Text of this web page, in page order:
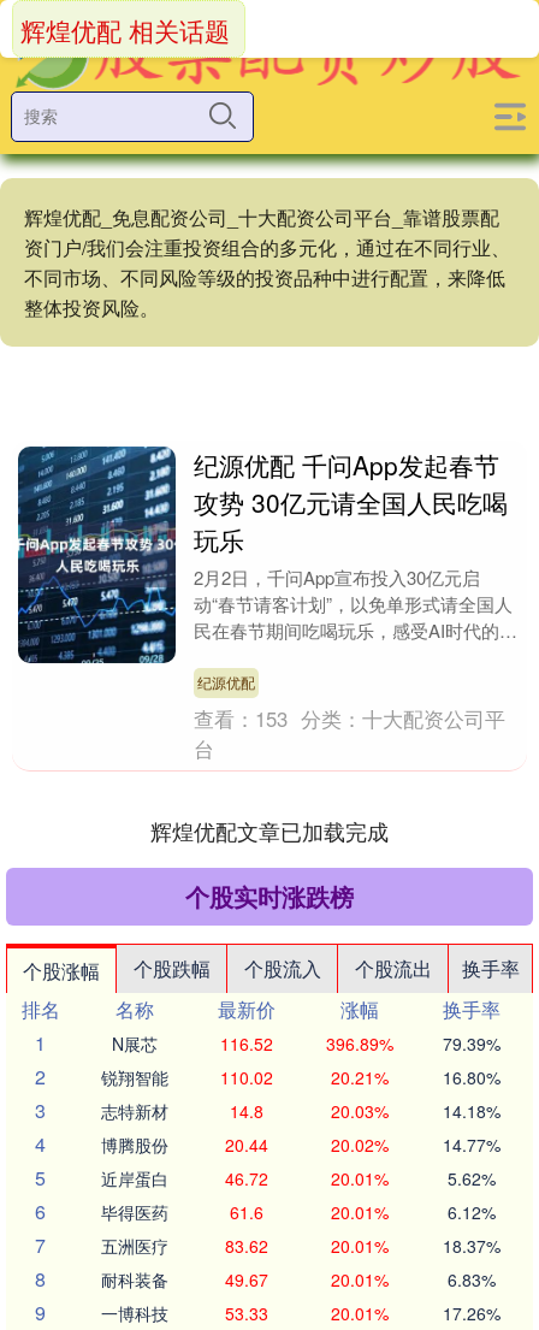
辉煌优配_免息配资公司_十大配资公司平台_靠谱股票配
资门户/我们会注重投资组合的多元化，通过在不同行业、
不同市场、不同风险等级的投资品种中进行配置，来降低
整体投资风险。
辉煌优配 相关话题
纪源优配 千问App发起春节
攻势 30亿元请全国人民吃喝
玩乐
2月2日，千问App宣布投入30亿元启
动“春节请客计划”，以免单形式请全国人
民在春节期间吃喝玩乐，感受AI时代的全
马、天猫超....
纪源优配
查看： 153 分类：十大配资公司平
台
辉煌优配文章已加载完成
个股实时涨跌榜
个股涨幅 个股跌幅 个股流入 个股流出
换手率
排名
名称 最新价 涨幅
换手率
1
N展芯 116.52 396.89% 79.39%
2 锐翔智能 110.02 20.21% 16.80%
3 志特新材 14.8 20.03% 14.18%
4 博腾股份 20.44 20.02% 14.77%
5 近岸蛋白 46.72 20.01% 5.62%
6 毕得医药 61.6 20.01% 6.12%
7 五洲医疗 83.62 20.01% 18.37%
8 耐科装备 49.67 20.01% 6.83%
9 一博科技 53.33 20.01% 17.26%